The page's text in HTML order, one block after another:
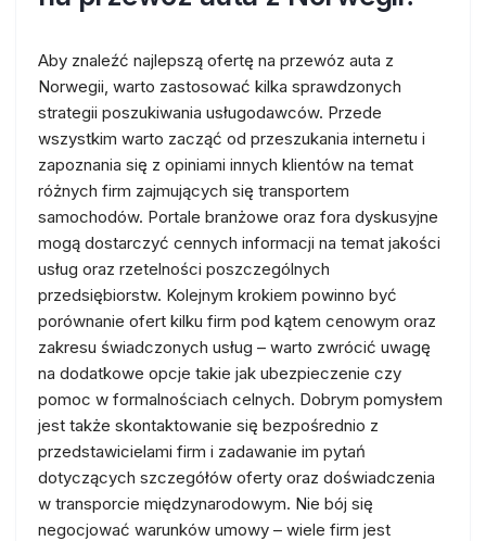
Aby znaleźć najlepszą ofertę na przewóz auta z
Norwegii, warto zastosować kilka sprawdzonych
strategii poszukiwania usługodawców. Przede
wszystkim warto zacząć od przeszukania internetu i
zapoznania się z opiniami innych klientów na temat
różnych firm zajmujących się transportem
samochodów. Portale branżowe oraz fora dyskusyjne
mogą dostarczyć cennych informacji na temat jakości
usług oraz rzetelności poszczególnych
przedsiębiorstw. Kolejnym krokiem powinno być
porównanie ofert kilku firm pod kątem cenowym oraz
zakresu świadczonych usług – warto zwrócić uwagę
na dodatkowe opcje takie jak ubezpieczenie czy
pomoc w formalnościach celnych. Dobrym pomysłem
jest także skontaktowanie się bezpośrednio z
przedstawicielami firm i zadawanie im pytań
dotyczących szczegółów oferty oraz doświadczenia
w transporcie międzynarodowym. Nie bój się
negocjować warunków umowy – wiele firm jest